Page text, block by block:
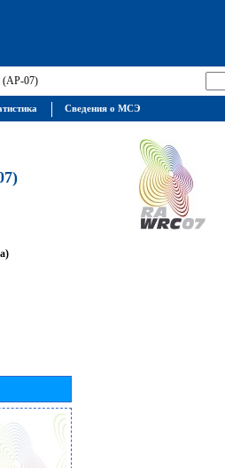
(АР-07)
Сведения о МСЭ